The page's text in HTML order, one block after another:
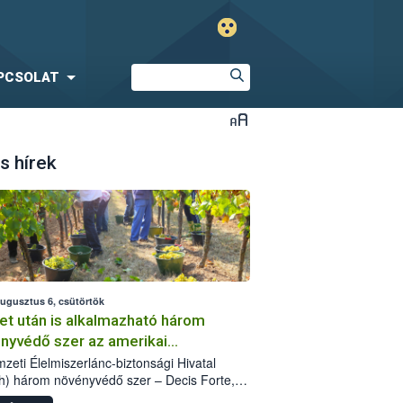
hírek
6, csütörtök
után is alkalmazható három
szer az amerikai
ellen
Élelmiszerlánc-biztonsági Hivatal
három növényvédő szer – Decis Forte,
24 EW, Oroganic – engedélyokiratát